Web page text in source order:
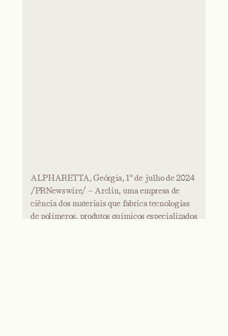
ALPHARETTA, Geórgia, 1º de julho de 2024
/PRNewswire/ — Arclin, uma empresa de
ciência dos materiais que fabrica tecnologias
de polímeros, produtos químicos especializados